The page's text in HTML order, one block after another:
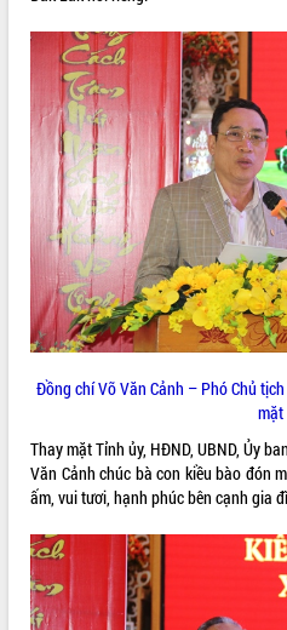
VIDEO
Loading the player...
Khám bệnh, cấp phát thuốc miễn phí
và tặng quà người dân xã Cư Pui
Hội nghị UBND tỉnh Đắk Lắk thường kỳ
tháng 7/2026
Lễ truy tặng danh hiệu “Bà Mẹ Việt
Nam Anh hùng” và trao Huân chương
Lao động
UBND tỉnh Đắk Lắk triển khai nhiệm
vụ 6 tháng cuối năm 2026
quan trọng
Bí thư Tỉnh ủy Lương Nguyễn Minh
Triết thăm, tặng quà người có công với
cách mạng
Rà soát, hoàn thiện hệ thống thiết chế
văn hóa, thể thao đáp ứng yêu cầu
phát triển mới
ALBUM ẢNH
LIÊN KẾT WEB
Đồng chí Võ Văn Cảnh – Phó Chủ
mặt
Thay mặt Tỉnh ủy, HĐND, UBND, Ủy
Văn Cảnh chúc bà con kiều bào đón
ấm, vui tươi, hạnh phúc bên cạnh gia